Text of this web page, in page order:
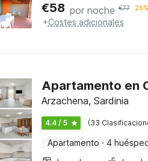
€58 por noche €77
+Costes adicionales
Apartamento en
Arzachena, Sardinia
4.4 / 5 (33
Apartamento · 4